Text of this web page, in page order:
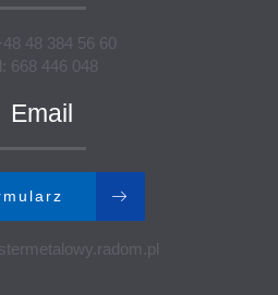
48 384 56 60
668 446 048
Email